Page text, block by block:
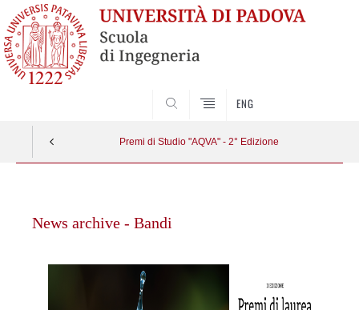
ENG
Premi di Studio "AQVA" - 2° Edizione
contenutoNews archive - Bandi